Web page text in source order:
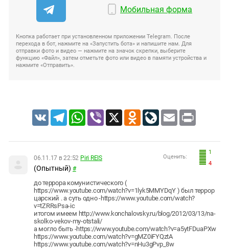
Мобильная форма
Кнопка работает при установленном приложении Telegram. После
перехода в бот, нажмите на «Запустить бота» и напишите нам. Для
отправки фото и видео — нажмите на значок скрепки, выберите
функцию «Файл», затем отметьте фото или видео в памяти устройства и
нажмите «Отправить».
VK TelegramWhatsApp
Viber X Odnoklassniki
LiveJournal
Email Print
1
4
Оценить:
06.11.17 в 22:52 Piri REIS
(Опытный) #
до террора комунистического (
https://www.youtube.com/watch?v=1lyk5MMYDqY ) был террор
царский . а суть одно -https://www.youtube.com/watch?
v=tZRRsPsa-ic
итогом имеем http://www.konchalovsky.ru/blog/2012/03/13/na-
skolko-vekov-my-otstali/
а могло быть -https://www.youtube.com/watch?v=a5ytFDuaPXw
https://www.youtube.com/watch?v=gMZ0iFYQztA
https://www.youtube.com/watch?v=nHu3gPvp_8w